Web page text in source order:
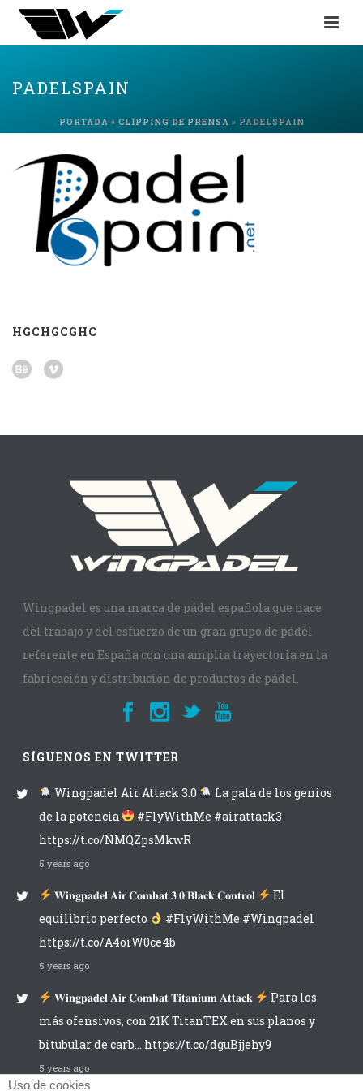
PADELSPAIN
PORTADA » CLIPPING DE PRENSA » PADELSPAIN
HGCHGCGHC
Wingpadel es una marca de pádel española que nace
del trabajo y del esfuerzo de un gran grupo de pádel
referente en España con una amplia trayectoria en la
fabricación y distribución de productos de pádel.
SÍGUENOS EN TWITTER
Wingpadel Air Attack 3.0
La pala de los genios
de la potencia
#FlyWithMe #airattack3
https://t.co/NMQZpsMkwR
5 years ago
𝐖𝐢𝐧𝐠𝐩𝐚𝐝𝐞𝐥 𝐀𝐢𝐫 𝐂𝐨𝐦𝐛𝐚𝐭 𝟑.𝟎 𝐁𝐥𝐚𝐜𝐤 𝐂𝐨𝐧𝐭𝐫𝐨𝐥
El
equilibrio perfecto
#FlyWithMe #Wingpadel
https://t.co/A4oiW0ce4b
5 years ago
𝐖𝐢𝐧𝐠𝐩𝐚𝐝𝐞𝐥 𝐀𝐢𝐫 𝐂𝐨𝐦𝐛𝐚𝐭 𝐓𝐢𝐭𝐚𝐧𝐢𝐮𝐦 𝐀𝐭𝐭𝐚𝐜𝐤
Para los
más ofensivos, con 21K TitanTEX en sus planos y
bitubular de carb… https://t.co/dguBjjehy9
5 years ago
Uso de cookies